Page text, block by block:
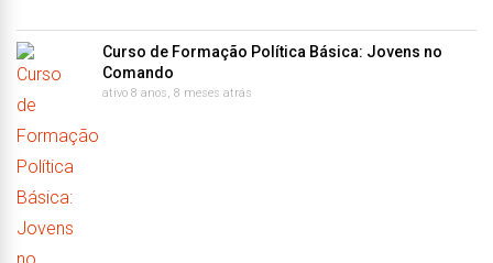
Curso de Formação Política Básica: Jovens no
Comando
ativo 8 anos, 8 meses atrás